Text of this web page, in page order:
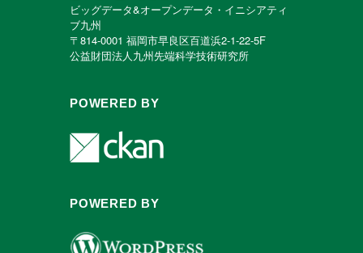
ビッグデータ&オープンデータ・イニシアティ
ブ九州
〒814-0001 福岡市早良区百道浜2-1-22-5F
公益財団法人九州先端科学技術研究所
POWERED BY
POWERED BY